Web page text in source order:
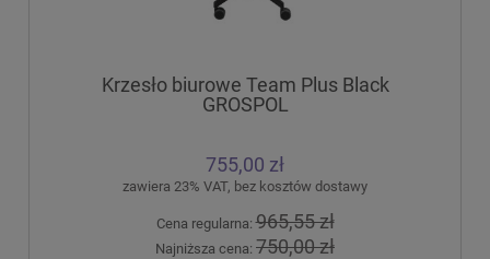
Krzesło biurowe Team Plus Black
GROSPOL
755,00 zł
zawiera 23% VAT, bez kosztów dostawy
Cena regularna:965,55 zł
Najniższa cena: 750,00 zł